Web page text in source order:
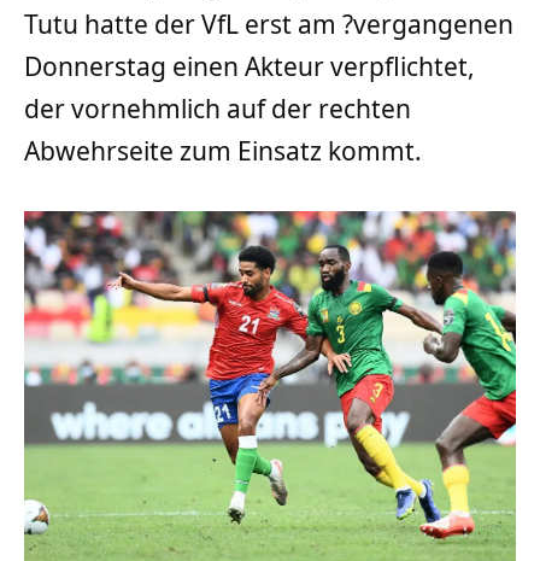
Tutu hatte der VfL erst am ?vergangenen
Donnerstag einen Akteur verpflichtet,
der vornehmlich auf der rechten
Abwehrseite zum Einsatz kommt.